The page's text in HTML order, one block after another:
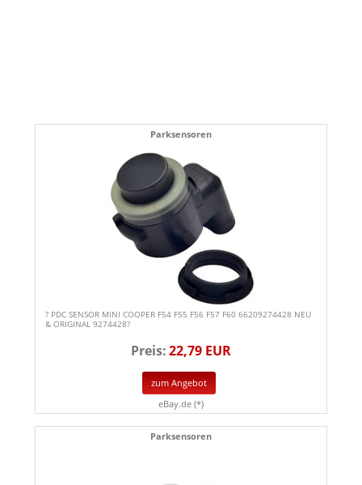
Parksensoren
? PDC SENSOR MINI COOPER F54 F55 F56 F57 F60 66209274428 NEU
& ORIGINAL 9274428?
Preis:22,79 EUR
zum Angebot
eBay.de (*)
Parksensoren